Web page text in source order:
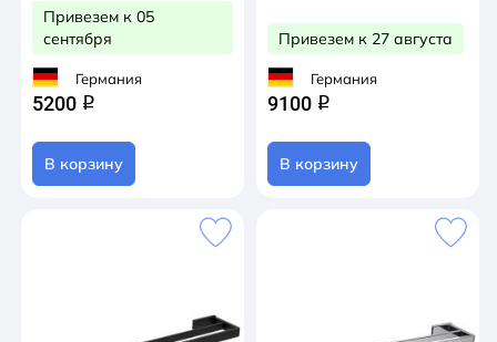
Привезем к 05
сентября
Германия
5200 q
В корзину
Привезем к 27 августа
Германия
9100 q
В корзину